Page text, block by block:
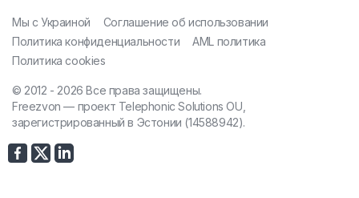
Мы с Украиной
Соглашение об использовании
Политика конфиденциальности
AML политика
Политика cookies
© 2012 - 2026 Все права защищены.
Freezvon — проект Telephonic Solutions OU,
зарегистрированный в Эстонии (14588942).